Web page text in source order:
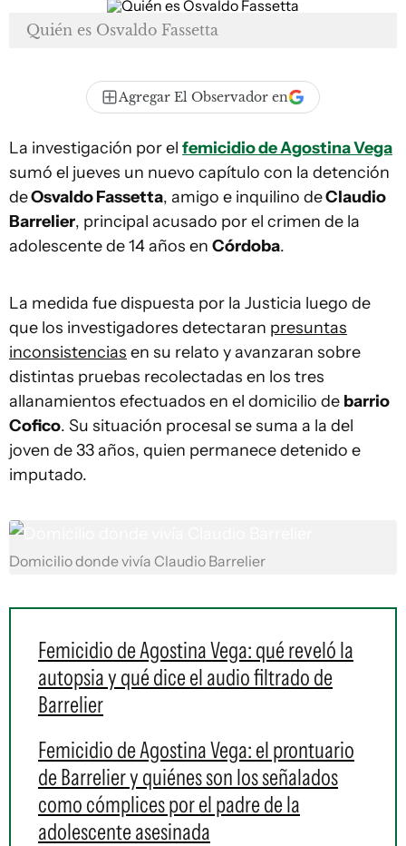
Quién es Osvaldo Fassetta
Agregar El Observador en
La investigación por el femicidio de Agostina Vega
sumó el jueves un nuevo capítulo con la detención
deOsvaldo Fassetta, amigo e inquilino deClaudio
Barrelier, principal acusado por el crimen de la
adolescente de 14 años en Córdoba.
La medida fue dispuesta por la Justicia luego de
que los investigadores detectaran presuntas
inconsistencias en su relato y avanzaran sobre
distintas pruebas recolectadas en los tres
allanamientos efectuados en el domicilio de barrio
Cofico. Su situación procesal se suma a la del
joven de 33 años, quien permanece detenido e
imputado.
Domicilio donde vivía Claudio Barrelier
Femicidio de Agostina Vega: qué reveló la
autopsia y qué dice el audio filtrado de
Barrelier
Femicidio de Agostina Vega: el prontuario
de Barrelier y quiénes son los señalados
como cómplices por el padre de la
adolescente asesinada